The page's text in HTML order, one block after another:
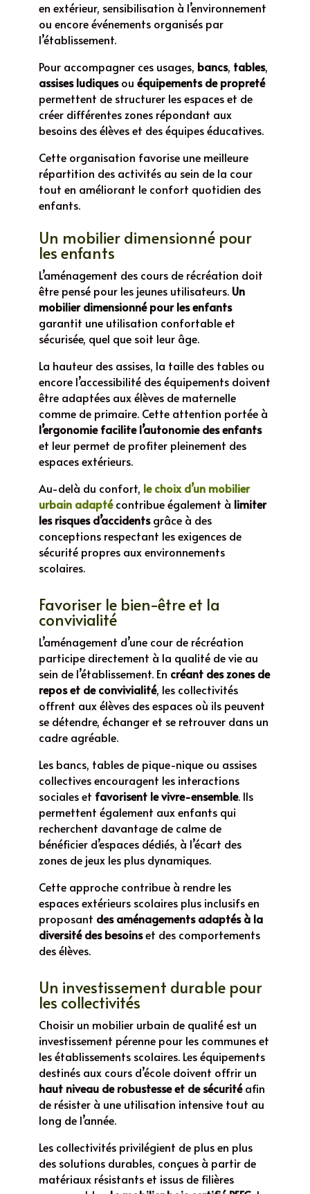
en extérieur, sensibilisation à l’environnement
ou encore événements organisés par
l’établissement.
Pour accompagner ces usages, bancs, tables,
assises ludiquesou équipements de propreté
permettent de structurer les espaces et de
créer différentes zones répondant aux
besoins des élèves et des équipes éducatives.
Cette organisation favorise une meilleure
répartition des activités au sein de la cour
tout en améliorant le confort quotidien des
enfants.
Un mobilier dimensionné pour
les enfants
L’aménagement des cours de récréation doit
être pensé pour les jeunes utilisateurs. Un
mobilier dimensionné pour les enfants
garantit une utilisation confortable et
sécurisée, quel que soit leur âge.
La hauteur des assises, la taille des tables ou
encore l’accessibilité des équipements doivent
être adaptées aux élèves de maternelle
comme de primaire. Cette attention portée à
l’ergonomie facilite l’autonomie des enfants
et leur permet de profiter pleinement des
espaces extérieurs.
Au-delà du confort, le choix d’un mobilier
urbain adaptécontribue également à limiter
les risques d’accidentsgrâce à des
conceptions respectant les exigences de
sécurité propres aux environnements
scolaires.
Favoriser le bien-être et la
convivialité
L’aménagement d’une cour de récréation
participe directement à la qualité de vie au
sein de l’établissement. En créant des zones de
repos et de convivialité, les collectivités
offrent aux élèves des espaces où ils peuvent
se détendre, échanger et se retrouver dans un
cadre agréable.
Les bancs, tables de pique-nique ou assises
collectives encouragent les interactions
sociales et favorisent le vivre-ensemble. Ils
permettent également aux enfants qui
recherchent davantage de calme de
bénéficier d’espaces dédiés, à l’écart des
zones de jeux les plus dynamiques.
Cette approche contribue à rendre les
espaces extérieurs scolaires plus inclusifs en
proposant des aménagements adaptés à la
diversité des besoinset des comportements
des élèves.
Un investissement durable pour
les collectivités
Choisir un mobilier urbain de qualité est un
investissement pérenne pour les communes et
les établissements scolaires. Les équipements
destinés aux cours d’école doivent offrir un
haut niveau de robustesse et de sécuritéafin
de résister à une utilisation intensive tout au
long de l’année.
Les collectivités privilégient de plus en plus
des solutions durables, conçues à partir de
matériaux résistants et issus de filières